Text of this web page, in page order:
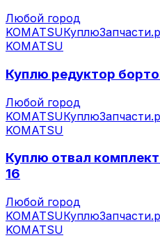
Любой город
KOMATSU
KOMATSU
Куплю редуктор
Любой город
KOMATSU
KOMATSU
Куплю отвал
16
Любой город
KOMATSU
KOMATSU